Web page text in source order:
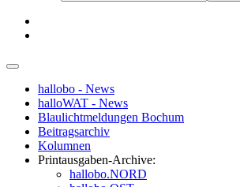
hallobo - News
halloWAT - News
Blaulichtmeldungen Bochum
Beitragsarchiv
Kolumnen
Printausgaben-Archive:
hallobo.NORD